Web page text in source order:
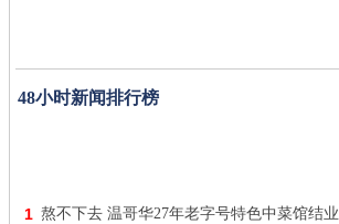
48小时新闻排行榜
1 熬不下去 温哥华27年老字号特色中菜馆结业